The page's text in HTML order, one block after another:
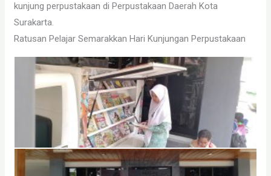
kunjung perpustakaan di Perpustakaan Daerah Kota
Surakarta.
Ratusan Pelajar Semarakkan Hari Kunjungan Perpustakaan